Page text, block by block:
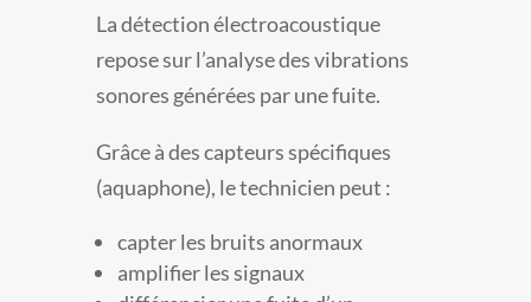
La détection électroacoustique
repose sur l’analyse des vibrations
sonores générées par une fuite.
Grâce à des capteurs spécifiques
(aquaphone), le technicien peut :
capter les bruits anormaux
amplifier les signaux